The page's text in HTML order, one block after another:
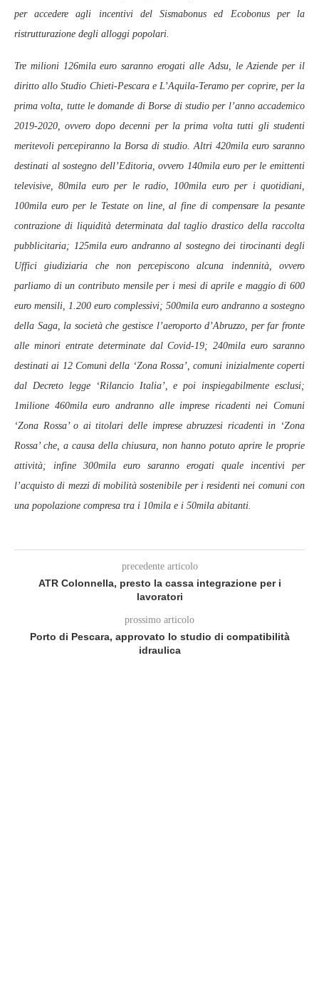
per accedere agli incentivi del Sismabonus ed Ecobonus per la
ristrutturazione degli alloggi popolari.
Tre milioni 126mila euro saranno erogati alle Adsu, le Aziende per il
diritto allo Studio Chieti-Pescara e L’Aquila-Teramo per coprire, per la
prima volta, tutte le domande di Borse di studio per l’anno accademico
2019-2020, ovvero dopo decenni per la prima volta tutti gli studenti
meritevoli percepiranno la Borsa di studio. Altri 420mila euro saranno
destinati al sostegno dell’Editoria, ovvero 140mila euro per le emittenti
televisive, 80mila euro per le radio, 100mila euro per i quotidiani,
100mila euro per le Testate on line, al fine di compensare la pesante
contrazione di liquidità determinata dal taglio drastico della raccolta
pubblicitaria; 125mila euro andranno al sostegno dei tirocinanti degli
Uffici giudiziaria che non percepiscono alcuna indennità, ovvero
parliamo di un contributo mensile per i mesi di aprile e maggio di 600
euro mensili, 1.200 euro complessivi; 500mila euro andranno a sostegno
della Saga, la società che gestisce l’aeroporto d’Abruzzo, per far fronte
alle minori entrate determinate dal Covid-19; 240mila euro saranno
destinati ai 12 Comuni della ‘Zona Rossa’, comuni inizialmente coperti
dal Decreto legge ‘Rilancio Italia’, e poi inspiegabilmente esclusi;
1milione 460mila euro andranno alle imprese ricadenti nei Comuni
‘Zona Rossa’ o ai titolari delle imprese abruzzesi ricadenti in ‘Zona
Rossa’ che, a causa della chiusura, non hanno potuto aprire le proprie
attività; infine 300mila euro saranno erogati quale incentivi per
l’acquisto di mezzi di mobilità sostenibile per i residenti nei comuni con
una popolazione compresa tra i 10mila e i 50mila abitanti.
precedente articolo
ATR Colonnella, presto la cassa integrazione per i
lavoratori
prossimo articolo
Porto di Pescara, approvato lo studio di compatibilità
idraulica